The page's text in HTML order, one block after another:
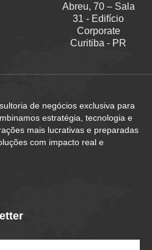
Abreu, 70 – Sala
31 - Edifício
Corporate
Curitiba - PR
de negócios exclusiva para
estratégia, tecnologia e
mais lucrativas e preparadas
com impacto real e